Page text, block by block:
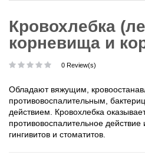
Кровохлебка
корневища и
0 Review(s)
Обладают вяжущим,
противовоспалительным,
действием. Кровохлебка
противовоспалительное
гингивитов и стоматитов.